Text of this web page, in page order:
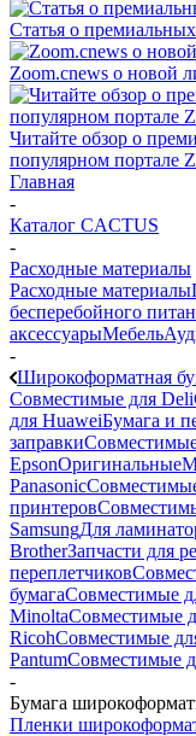
Статья о
Zoom.cnews о новой
Читайте обзор о
популярном портале
Главная
-
Каталог CACTUS
-
Расходные материалы
Расходные материалы
бесперебойного
аксессуарыМебель
-
Широкоформатная
Совместимые для Deli
для HuaweiБумага и
заправки
EpsonОригинальные
Panasonic
принтеров
SamsungДля
BrotherЗапчасти для
переплетчиков
бумагаСовместимые
MinoltaСовместимые
RicohСовместимые
PantumСовместимые
-
Бумага
Пленки